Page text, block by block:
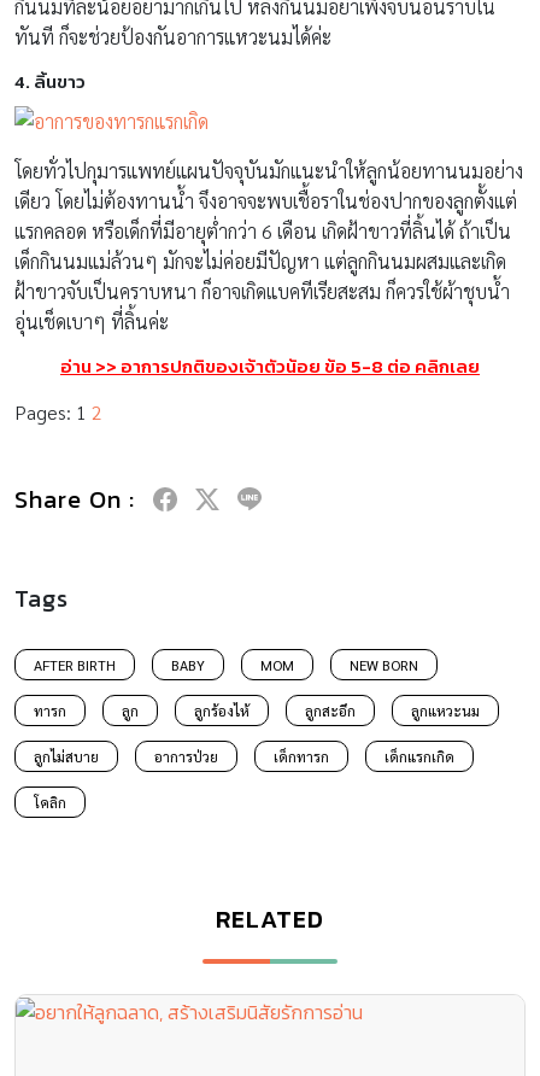
กินนมทีละน้อยอย่ามากเกินไป หลังกินนมอย่าเพิ่งจับนอนราบใน
ทันที ก็จะช่วยป้องกันอาการแหวะนมได้ค่ะ
4. ลิ้นขาว
โดยทั่วไปกุมารแพทย์แผนปัจจุบันมักแนะนำให้ลูกน้อยทานนมอย่าง
เดียว โดยไม่ต้องทานน้ำ จึงอาจจะพบเชื้อราในช่องปากของลูกตั้งแต่
แรกคลอด หรือเด็กที่มีอายุต่ำกว่า 6 เดือน เกิดฝ้าขาวที่ลิ้นได้ ถ้าเป็น
เด็กกินนมแม่ล้วนๆ มักจะไม่ค่อยมีปัญหา แต่ลูกกินนมผสมและเกิด
ฝ้าขาวจับเป็นคราบหนา ก็อาจเกิดแบคทีเรียสะสม ก็ควรใช้ผ้าชุบน้ำ
อุ่นเช็ดเบาๆ ที่ลิ้นค่ะ
อ่าน >> อาการปกติของเจ้าตัวน้อย ข้อ 5-8 ต่อ คลิกเลย
Pages: 1 2
Share On :
Tags
AFTER BIRTH BABY MOM NEW BORN
ทารก ลูก ลูกร้องไห้ ลูกสะอึก ลูกแหวะนม
ลูกไม่สบาย อาการป่วย เด็กทารก เด็กแรกเกิด
โคลิก
RELATED